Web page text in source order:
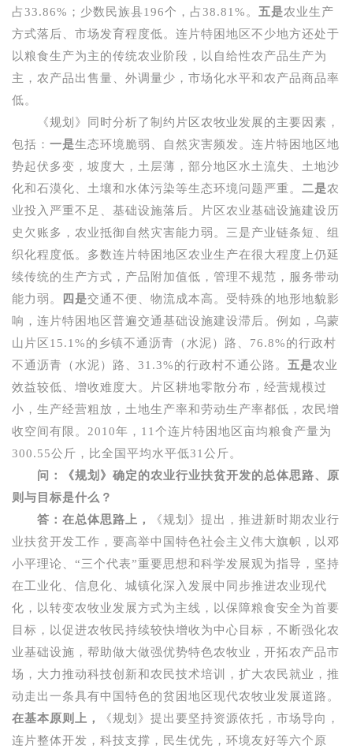
占33.86% ；少数民族县196个，占38.81% 。 五是农业生产
方式落后、市场发育程度低。连片特困地区不少地方还处于
以粮食生产为主的传统农业阶段，以自给性农产品生产为
主，农产品出售量、外调量少，市场化水平和农产品商品率
低。
《规划》同时分析了制约片区农牧业发展的主要因素，
包括： 一是生态环境脆弱、自然灾害频发。连片特困地区地
势起伏多变，坡度大，土层薄，部分地区水土流失、土地沙
化和石漠化、土壤和水体污染等生态环境问题严重。 二是农
业投入严重不足、基础设施落后。片区农业基础设施建设历
史欠账多，农业抵御自然灾害能力弱。三是产业链条短、组
织化程度低。多数连片特困地区农业生产在很大程度上仍延
续传统的生产方式，产品附加值低，管理不规范，服务带动
能力弱。
四是交通不便、物流成本高。受特殊的地形地貌影
响，连片特困地区普遍交通基础设施建设滞后。例如，乌蒙
山片区 15.1%的乡镇不通沥青（水泥）路、 76.8%的行政村
不通沥青（水泥）路、 31.3%的行政村不通公路。 五是农业
效益较低、增收难度大。片区耕地零散分布，经营规模过
小，生产经营粗放，土地生产率和劳动生产率都低，农民增
收空间有限。 2010年， 11 个连片特困地区亩均粮食产量为
300.55公斤，比全国平均水平低31 公斤。
问：《规划》确定的农业行业扶贫开发的总体思路、原
则与目标是什么？
答：在总体思路上，
《规划》提出，推进新时期农业行
业扶贫开发工作，要高举中国特色社会主义伟大旗帜，以邓
小平理论、 “三个代表”重要思想和科学发展观为指导，坚持
在工业化、信息化、城镇化深入发展中同步推进农业现代
化，以转变农牧业发展方式为主线，以保障粮食安全为首要
目标，以促进农牧民持续较快增收为中心目标，不断强化农
业基础设施，帮助做大做强优势特色农牧业，开拓农产品市
场，大力推动科技创新和农民技术培训，扩大农民就业，推
动走出一条具有中国特色的贫困地区现代农牧业发展道路。
在基本原则上，
《规划》提出要坚持资源依托，市场导向，
连片整体开发，科技支撑，民生优先，环境友好等六个原